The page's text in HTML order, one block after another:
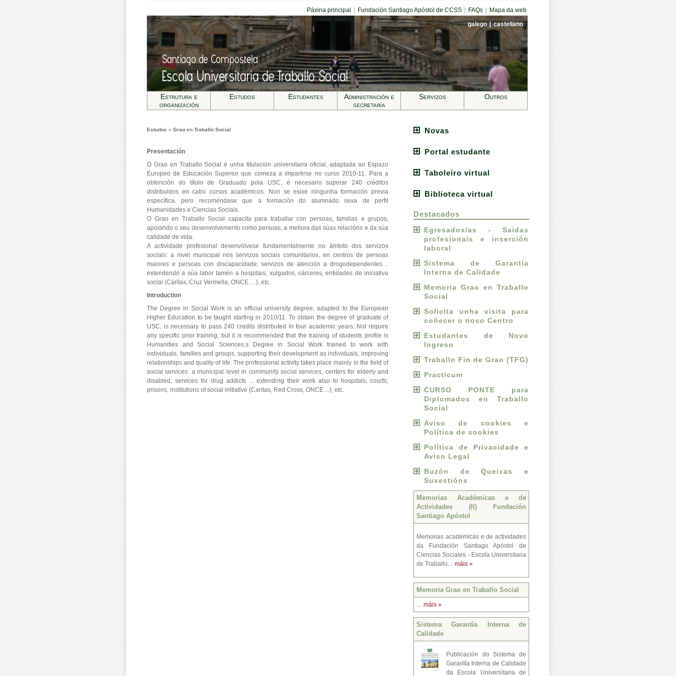
Páxina principal Fundación Santiago Apóstol de CCSS FAQs
Mapa da web
galego|castellano
Estrutura e
organización
Estudos Estudantes
Administración e
secretarí­a
Servizos Outros
Estudos » Grao en Traballo Social
Presentación
O Grao en Traballo Social é unha titulación universitaria oficial, adaptada ao Espazo
Europeo de Educación Superior que comeza a impartirse no curso 2010-11. Para a
obtención do título de Graduado pola USC, é necesario superar 240 créditos
distribuidos en catro cursos académicos. Non se esixe ningunha formación previa
específica, pero recoméndase que a formación do alumnado sexa de perfil
Humanidades e Ciencias Sociais.
O Grao en Traballo Social capacita para traballar con persoas, familias e grupos,
apoiando o seu desenvolvemento como persoas, a mellora das súas relacións e da súa
calidade de vida.
A actividade profesional desenvólvese fundamentalmente no ámbito dos servizos
sociais: a nivel municipal nos servizos sociais comunitarios, en centros de persoas
maiores e persoas con discapacidade, servizos de atención a drogodependentes…
extendendo a súa labor tamén a hospitais, xulgados, cárceres, entidades de iniciativa
social (Cáritas, Cruz Vermella, ONCE …), etc.
Introduction
The Degree in Social Work is an official university degree, adapted to the European
Higher Education to be taught starting in 2010/11. To obtain the degree of graduate of
USC, is necessary to pass 240 credits distributed in four academic years. Not require
any specific prior training, but it is recommended that the training of students profile is
Humanities and Social Sciences.s Degree in Social Work trained to work with
individuals, families and groups, supporting their development as individuals, improving
relationships and quality of life. The professional activity takes place mainly in the field of
social services: a municipal level in community social services, centers for elderly and
disabled, services for drug addicts ... extending their work also to hospitals, courts,
prisons, institutions of social initiative (Caritas, Red Cross, ONCE ...), etc.
Novas
Portal estudante
Taboleiro virtual
Biblioteca virtual
Destacados
Egresados/as - Saidas
profesionais e inserción
laboral
Sistema de Garantía
Interna de Calidade
Memoria Grao en Traballo
Social
Solicita unha visita para
coñecer o noso Centro
Estudantes de Novo
Ingreso
Traballo Fin de Grao (TFG)
Practicum
CURSO PONTE para
Diplomados en Traballo
Social
Aviso de cookies e
Política de cookies
Política de Privacidade e
Aviso Legal
Buzón de Queixas e
Suxestións
Memorias Académicas e de
Actividades (II) Fundación
Santiago Apóstol
Memorias académicas e de actividades
da Fundación Santiago Apóstol de
Ciencias Sociales - Escola Universitaria
de Traballo... máis »
Memoria Grao en Traballo Social
... máis »
Sistema Garantía Interna de
Calidade
Publicación do Sistema de
Garantía Interna de Calidade
da Escola Universitaria de